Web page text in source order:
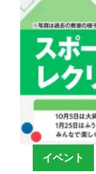
イベント